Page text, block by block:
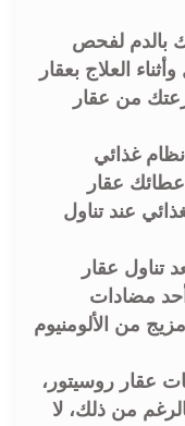
بالدم لفحص
العلاج بعقار
من عقار
نظام غذائي
عقار
عند تناول
تناول عقار
مضادات
من الألومنيوم
عقار روسيتور،
من ذلك، لا